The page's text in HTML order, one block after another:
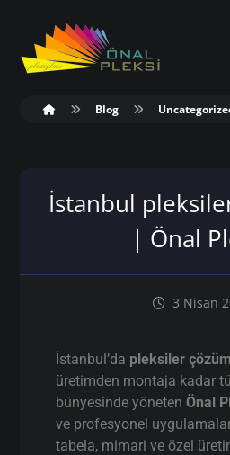
Blog
İstanbul
| Önal
3 Nisan
İstanbul’da pleksiler
üretimden montaja kadar
bünyesinde yönetenÖnal
ve profesyonel
tabela, mimari ve özel